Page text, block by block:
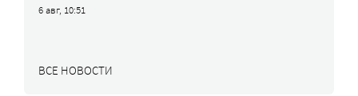
6 авг, 10:51
ВСЕ НОВОСТИ